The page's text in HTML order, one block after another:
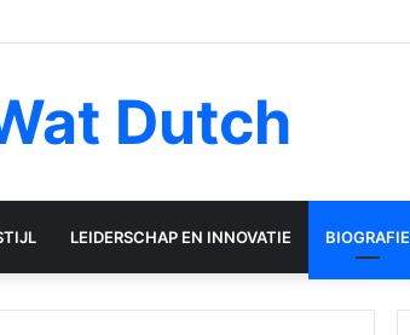
Dutch
LEIDERSCHAP EN INNOVATIE BIOGRAFIE